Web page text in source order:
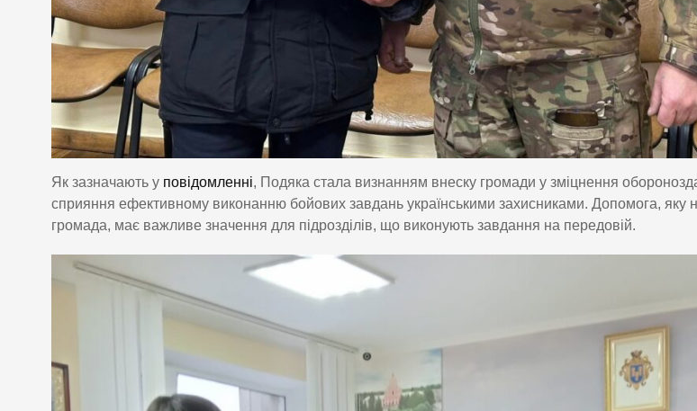
Як зазначають у повідомленні, Подяка стала визнанням внеску громади у зміцнення
сприяння ефективному виконанню бойових завдань українськими захисниками. Допомога, яку
громада, має важливе значення для підрозділів, що виконують завдання на передовій.